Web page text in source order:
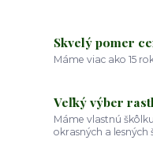
Skvelý pomer
Máme viac ako 15
Veľký výber
Máme vlastnú
okrasných a lesných